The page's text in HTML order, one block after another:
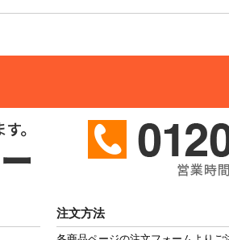
注文方法